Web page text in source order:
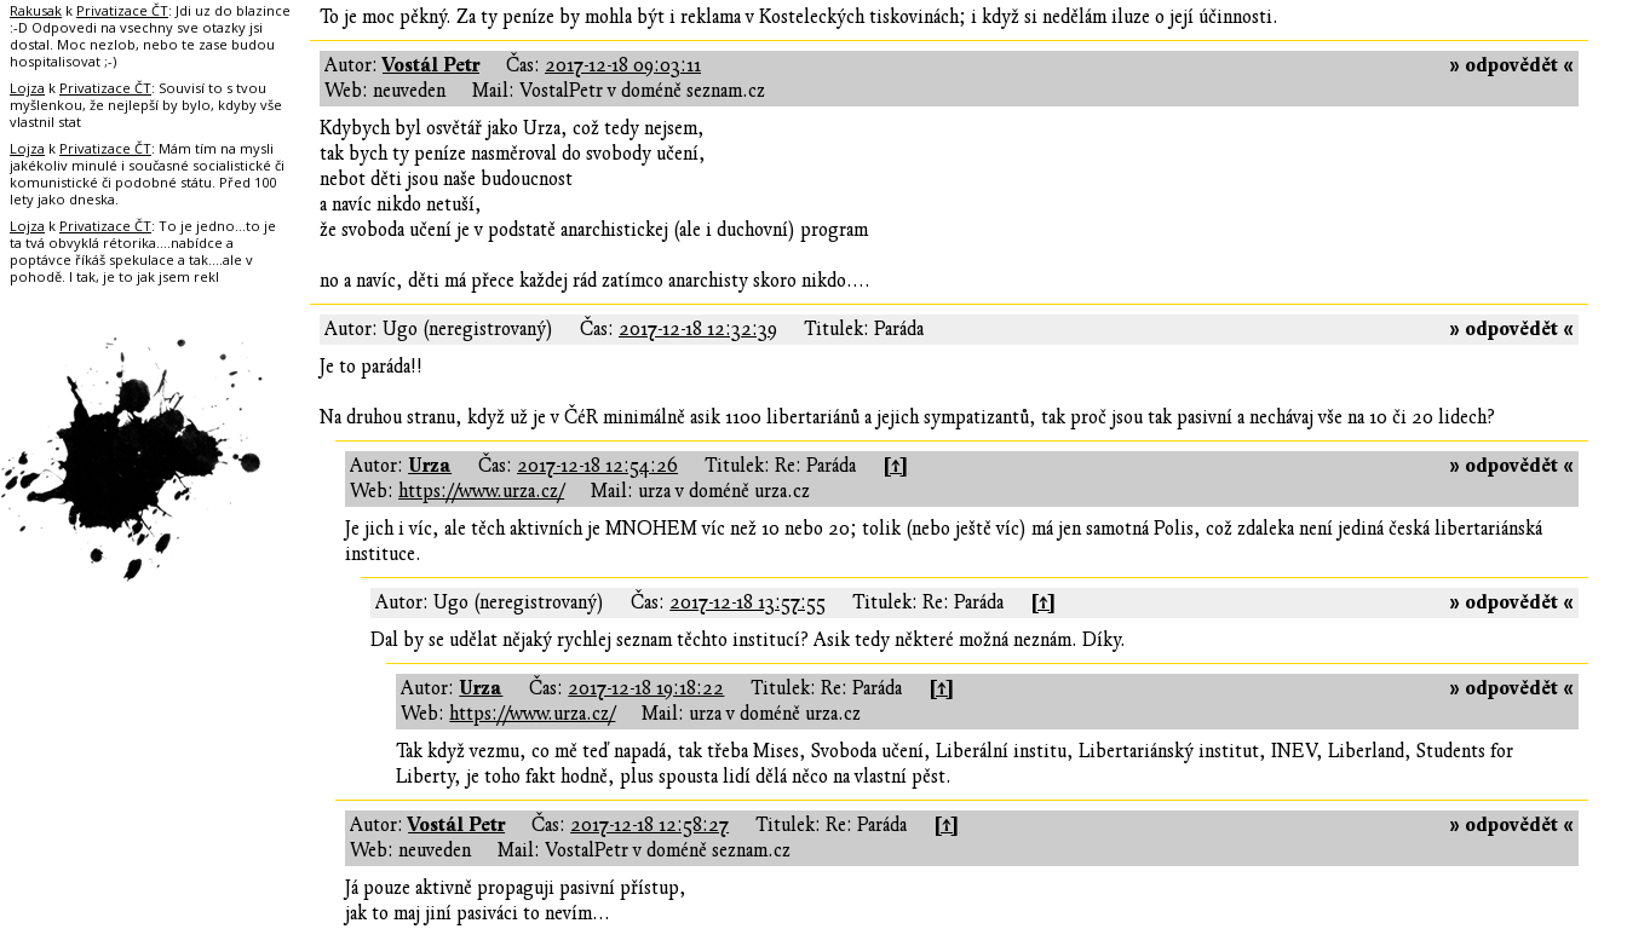
To je moc pěkný. Za ty peníze by mohla být i reklama v Kosteleckých tiskovinách; i když si nedělám iluze o její účinnosti.
» odpovědět «
Autor: Vostál Petr Čas: 2017-12-18 09:03:11
Web: neuveden
Mail: VostalPetr v doméně seznam.cz
Kdybych byl osvětář jako Urza, což tedy nejsem,
tak bych ty peníze nasměroval do svobody učení,
nebot děti jsou naše budoucnost
a navíc nikdo netuší,
že svoboda učení je v podstatě anarchistickej (ale i duchovní) program
no a navíc, děti má přece každej rád zatímco anarchisty skoro nikdo....
» odpovědět «
Autor: Ugo (neregistrovaný) Čas: 2017-12-18 12:32:39
Titulek: Paráda
Je to paráda!!
Na druhou stranu, když už je v ČéR minimálně asik 1100 libertariánů a jejich sympatizantů, tak proč jsou tak pasivní a nechávaj vše na 10 či 20 lidech?
» odpovědět «
Autor: Urza Čas: 2017-12-18 12:54:26 Titulek: Re: Paráda [↑]
Web:https://www.urza.cz/
Mail: urza v doméně urza.cz
Je jich i víc, ale těch aktivních je MNOHEM víc než 10 nebo 20; tolik (nebo ještě víc) má jen samotná Polis, což zdaleka není jediná česká libertariánská
instituce.
» odpovědět «
Autor: Ugo (neregistrovaný) Čas: 2017-12-18 13:57:55 Titulek: Re: Paráda [↑]
Dal by se udělat nějaký rychlej seznam těchto institucí? Asik tedy některé možná neznám. Díky.
» odpovědět «
Autor: Urza Čas: 2017-12-18 19:18:22 Titulek: Re: Paráda [↑]
Web:https://www.urza.cz/
Mail: urza v doméně urza.cz
Tak když vezmu, co mě teď napadá, tak třeba Mises, Svoboda učení, Liberální institu, Libertariánský institut, INEV, Liberland, Students for
Liberty, je toho fakt hodně, plus spousta lidí dělá něco na vlastní pěst.
» odpovědět «
Autor:Vostál Petr Čas: 2017-12-18 12:58:27 Titulek: Re: Paráda [↑]
Web: neuveden
Mail: VostalPetr v doméně seznam.cz
Já pouze aktivně propaguji pasivní přístup,
jak to maj jiní pasiváci to nevím...
Rakusak k Privatizace ČT: Jdi uz do blazince
:-D Odpovedi na vsechny sve otazky jsi
dostal. Moc nezlob, nebo te zase budou
hospitalisovat ;-)
Lojza k Privatizace ČT: Souvisí to s tvou
myšlenkou, že nejlepší by bylo, kdyby vše
vlastnil stat
Lojza k Privatizace ČT: Mám tím na mysli
jakékoliv minulé i současné socialistické či
komunistické či podobné státu. Před 100
lety jako dneska.
Lojza k Privatizace ČT: To je jedno...to je
ta tvá obvyklá rétorika....nabídce a
poptávce říkáš spekulace a tak....ale v
pohodě. I tak, je to jak jsem rekl